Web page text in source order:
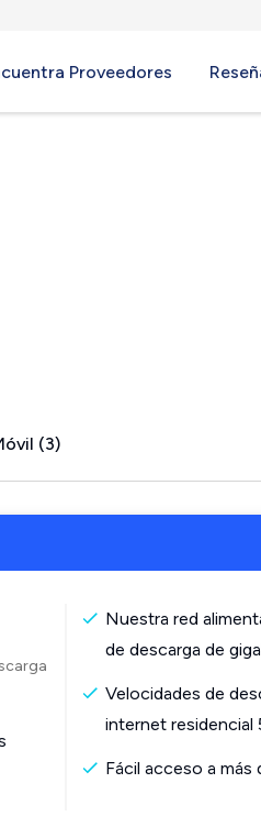
Proveedores
(3)
Nuestra red
de descarga de
Velocidades de
internet residencial
Fácil acceso a